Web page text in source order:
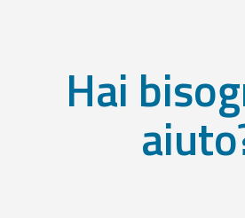
Hai